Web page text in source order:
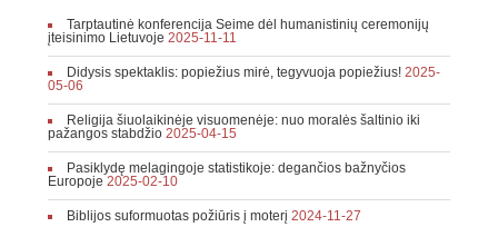
Tarptautinė konferencija Seime dėl humanistinių ceremonijų
įteisinimo Lietuvoje 2025-11-11
Didysis spektaklis: popiežius mirė, tegyvuoja popiežius! 2025-
05-06
Religija šiuolaikinėje visuomenėje: nuo moralės šaltinio iki
pažangos stabdžio 2025-04-15
Pasiklydę melagingoje statistikoje: degančios bažnyčios
Europoje 2025-02-10
Biblijos suformuotas požiūris į moterį 2024-11-27